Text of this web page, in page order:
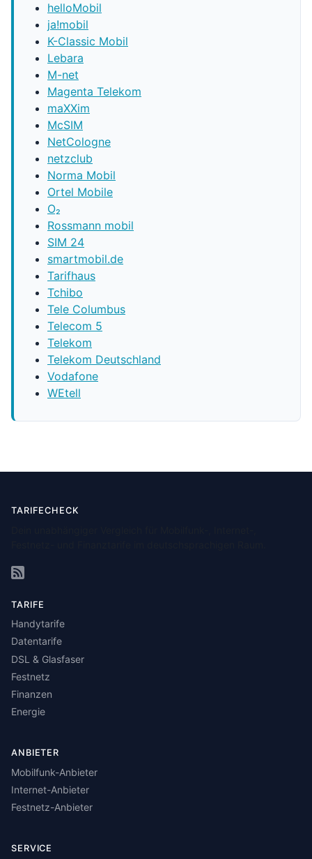
helloMobil
ja!mobil
K-Classic Mobil
Lebara
M-net
Magenta Telekom
maXXim
McSIM
NetCologne
netzclub
Norma Mobil
Ortel Mobile
O₂
Rossmann mobil
SIM 24
smartmobil.de
Tarifhaus
Tchibo
Tele Columbus
Telecom 5
Telekom
Telekom Deutschland
Vodafone
WEtell
TARIFECHECK
TARIFE
Handytarife
Datentarife
DSL & Glasfaser
Festnetz
Finanzen
Energie
ANBIETER
Mobilfunk-Anbieter
Internet-Anbieter
Festnetz-Anbieter
SERVICE